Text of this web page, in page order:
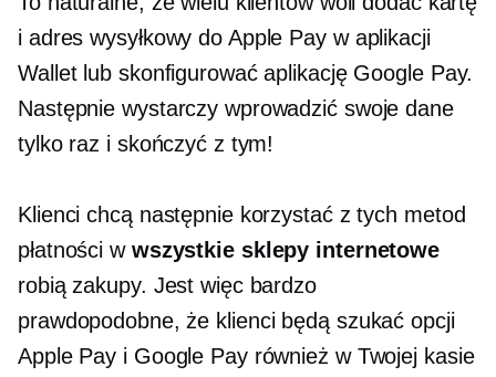
i adres wysyłkowy do Apple Pay w aplikacji
Wallet lub skonfigurować aplikację Google Pay.
Następnie wystarczy wprowadzić swoje dane
tylko raz i skończyć z tym!
Klienci chcą następnie korzystać z tych metod
płatności w wszystkie sklepy internetowe
robią zakupy. Jest więc bardzo
prawdopodobne, że klienci będą szukać opcji
Apple Pay i Google Pay również w Twojej kasie